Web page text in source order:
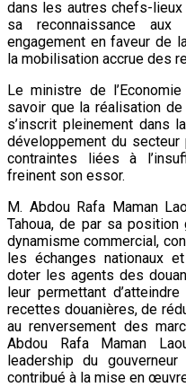
dans les autres chefs-
sa reconnaissance
engagement en faveur de
la mobilisation accrue des
Le ministre de
savoir que la réalisation
s’inscrit pleinement dans
développement du secteur
contraintes liées à
freinent son essor.
M. Abdou Rafa Maman
Tahoua, de par sa
dynamisme commercial,
les échanges nationaux
doter les agents des
leur permettant
recettes douanières, de
au renversement des
Abdou Rafa Maman
leadership du
contribué à la mise en